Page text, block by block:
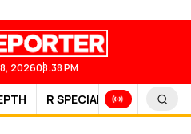
202608:38 PM
R SPECIAL SPORTS